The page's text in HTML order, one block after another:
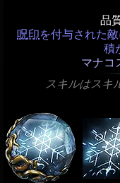
品
呪印を付与された
積
マナコ
スキルはスキ